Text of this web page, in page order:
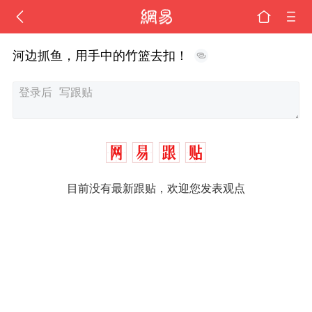
河边抓鱼，用手中的竹篮去扣！
目前没有最新跟贴，欢迎您发表观点